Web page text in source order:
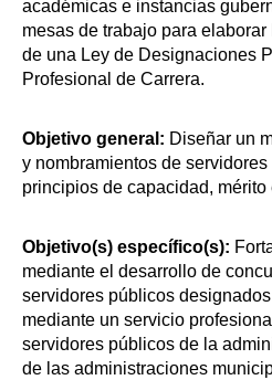
académicas e instancias
mesas de trabajo para
de una Ley de Designaciones
Profesional de Carrera.
Objetivo general: Diseñar un
y nombramientos de
principios de capacidad, mérito
Objetivo(s) específico(s):
mediante el desarrollo de
servidores públicos
mediante un servicio
servidores públicos de la
de las administraciones